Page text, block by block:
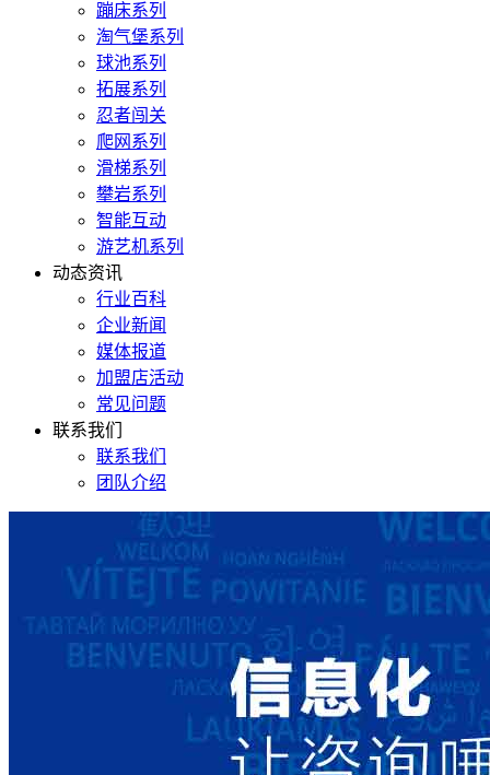
蹦床系列
淘气堡系列
球池系列
拓展系列
忍者闯关
爬网系列
滑梯系列
攀岩系列
智能互动
游艺机系列
动态资讯
行业百科
企业新闻
媒体报道
加盟店活动
常见问题
联系我们
联系我们
团队介绍